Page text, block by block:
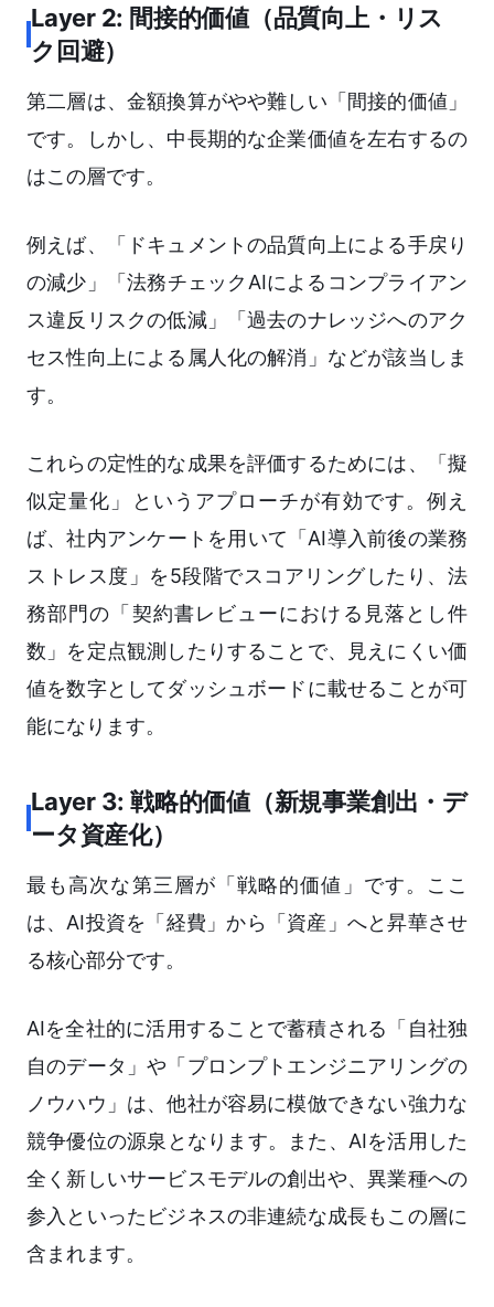
Layer 2: 間接的価値（品質向上・リス
ク回避）
第二層は、金額換算がやや難しい「間接的価値」
です。しかし、中長期的な企業価値を左右するの
はこの層です。
例えば、「ドキュメントの品質向上による手戻り
の減少」「法務チェックAIによるコンプライアン
ス違反リスクの低減」「過去のナレッジへのアク
セス性向上による属人化の解消」などが該当しま
す。
これらの定性的な成果を評価するためには、「擬
似定量化」というアプローチが有効です。例え
ば、社内アンケートを用いて「AI導入前後の業務
ストレス度」を5段階でスコアリングしたり、法
務部門の「契約書レビューにおける見落とし件
数」を定点観測したりすることで、見えにくい価
値を数字としてダッシュボードに載せることが可
能になります。
Layer 3: 戦略的価値（新規事業創出・デ
ータ資産化）
最も高次な第三層が「戦略的価値」です。ここ
は、AI投資を「経費」から「資産」へと昇華させ
る核心部分です。
AIを全社的に活用することで蓄積される「自社独
自のデータ」や「プロンプトエンジニアリングの
ノウハウ」は、他社が容易に模倣できない強力な
競争優位の源泉となります。また、AIを活用した
全く新しいサービスモデルの創出や、異業種への
参入といったビジネスの非連続な成長もこの層に
含まれます。